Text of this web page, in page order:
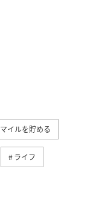
マイルを貯める
ライフ